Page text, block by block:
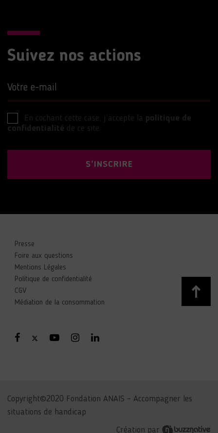
Suivez nos actions
Votre e-mail
En cochant cette case, j’accepte la politique de
confidentialité de ce site.
S'INSCRIRE
Presse
Foire aux questions
Mentions Légales
Politique de confidentialité
CGV
Médiation de la consommation
Copyright©2020 Fondation ANAIS – Accompagner les
situations de handicap
Création par